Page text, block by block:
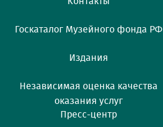
Госкаталог Музейного фонда РФ
Издания
Независимая оценка качества
оказания услуг
Пресс-центр